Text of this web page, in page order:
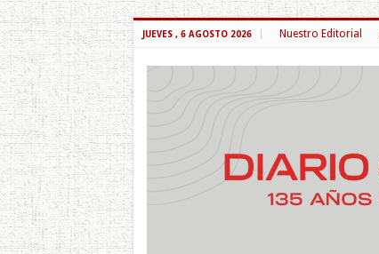
JUEVES , 6 AGOSTO 2026 Nuestro Editorial